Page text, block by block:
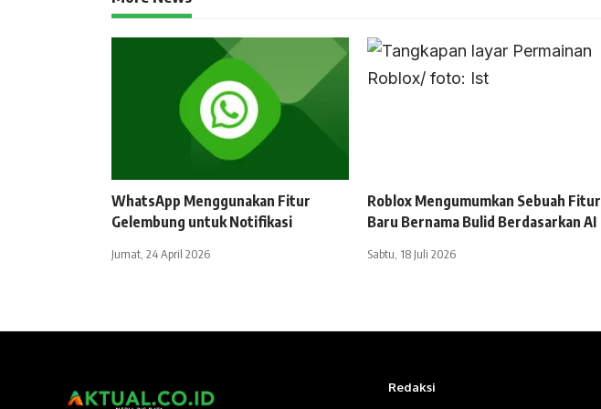
WhatsApp Menggunakan Fitur
Gelembung untuk Notifikasi
Jumat, 24 April 2026
Roblox Mengumumkan Sebuah Fitur
Baru Bernama Bulid Berdasarkan AI
Sabtu, 18 Juli 2026
Redaksi